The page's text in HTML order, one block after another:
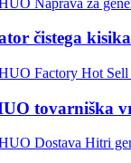
čistega
tovarniška